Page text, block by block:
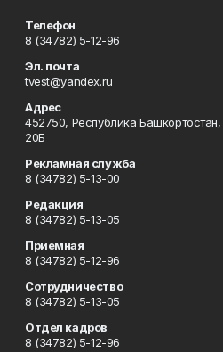
Телефон
8 (34782) 5-12-96
Эл. почта
tvest@yandex.ru
Адрес
452750, Республика
20Б
Рекламная служба
8 (34782) 5-13-00
Редакция
8 (34782) 5-13-05
Приемная
8 (34782) 5-12-96
Сотрудничество
8 (34782) 5-13-05
Отдел кадров
8 (34782) 5-12-96